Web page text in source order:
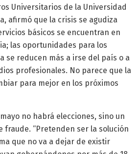
Universitarios de la Universidad
afirmó que la crisis se agudiza
básicos se encuentran en
las oportunidades para los
se reducen más a irse del país o a
profesionales. No parece que la
para mejor en los próximos
no habrá elecciones, sino un
fraude. “Pretenden ser la solución
que no va a dejar de existir